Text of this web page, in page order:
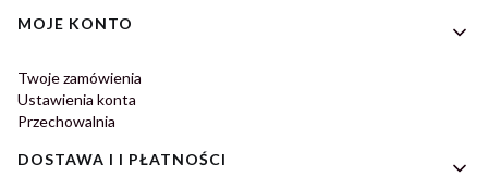
MOJE KONTO
Twoje zamówienia
Ustawienia konta
Przechowalnia
DOSTAWA I I PŁATNOŚCI